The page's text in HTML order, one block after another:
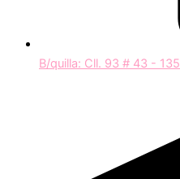
B/quilla: Cll. 93 # 43 - 135